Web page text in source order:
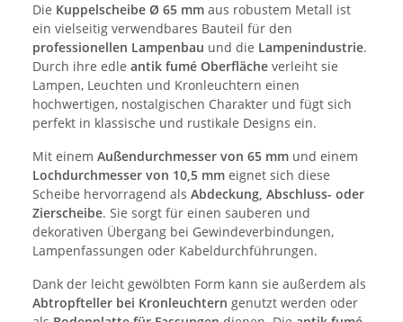
Die Kuppelscheibe Ø 65 mm aus robustem Metall ist
ein vielseitig verwendbares Bauteil für den
professionellen Lampenbau und die Lampenindustrie.
Durch ihre edle antik fumé Oberfläche verleiht sie
Lampen, Leuchten und Kronleuchtern einen
hochwertigen, nostalgischen Charakter und fügt sich
perfekt in klassische und rustikale Designs ein.
Mit einem Außendurchmesser von 65 mm und einem
Lochdurchmesser von 10,5 mm eignet sich diese
Scheibe hervorragend als Abdeckung, Abschluss- oder
Zierscheibe. Sie sorgt für einen sauberen und
dekorativen Übergang bei Gewindeverbindungen,
Lampenfassungen oder Kabeldurchführungen.
Dank der leicht gewölbten Form kann sie außerdem als
Abtropfteller bei Kronleuchtern genutzt werden oder